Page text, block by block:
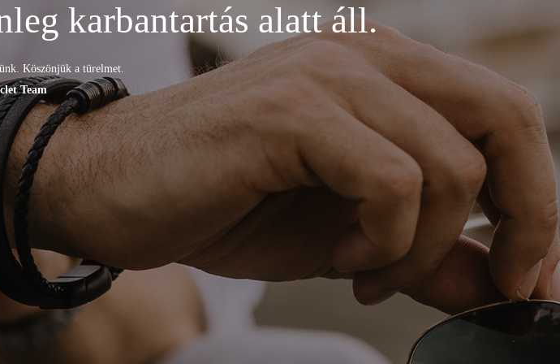
karbantartás alatt áll.
Köszönjük a türelmet.
Team